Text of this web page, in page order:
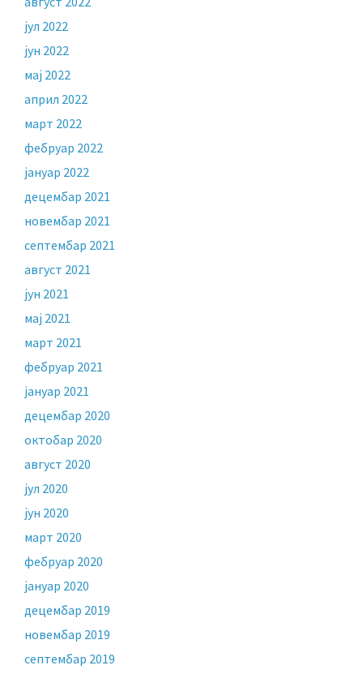
јул 2022
јун 2022
мај 2022
април 2022
март 2022
фебруар 2022
јануар 2022
децембар 2021
новембар 2021
септембар 2021
август 2021
јун 2021
мај 2021
март 2021
фебруар 2021
јануар 2021
децембар 2020
октобар 2020
август 2020
јул 2020
јун 2020
март 2020
фебруар 2020
јануар 2020
децембар 2019
новембар 2019
септембар 2019